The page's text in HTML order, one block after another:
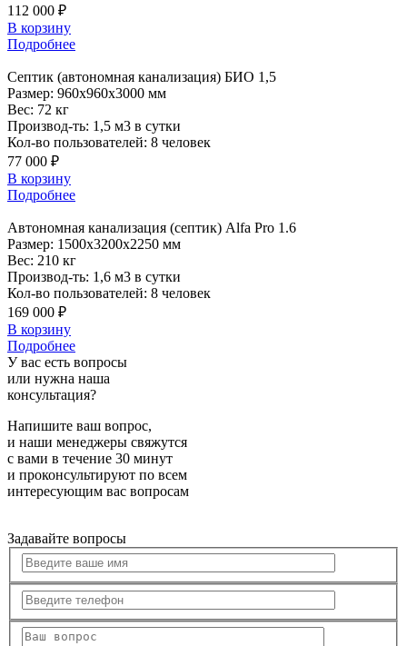
112 000 ₽
В корзину
Подробнее
Септик (автономная канализация) БИО 1,5
Размер: 960x960x3000 мм
Вес: 72 кг
Производ-ть: 1,5 м3 в сутки
Кол-во пользователей: 8 человек
77 000 ₽
В корзину
Подробнее
Автономная канализация (септик) Alfa Pro 1.6
Размер: 1500x3200x2250 мм
Вес: 210 кг
Производ-ть: 1,6 м3 в сутки
Кол-во пользователей: 8 человек
169 000 ₽
В корзину
Подробнее
У вас есть вопросы
или нужна наша
консультация?
Напишите ваш вопрос,
и наши менеджеры свяжутся
с вами в течение 30 минут
и проконсультируют по всем
интересующим вас вопросам
Задавайте вопросы